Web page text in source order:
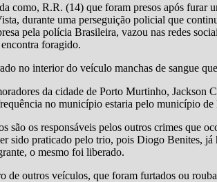
como, R.R. (14) que foram presos após furar
durante uma perseguição policial que
pela polícia Brasileira, vazou nas redes
foragido.
no interior do veículo manchas de sangue
da cidade de Porto Murtinho, Jackson
no município estaria pelo município
são os responsáveis pelos outros crimes que
sido praticado pelo trio, pois Diogo Benites, já
o mesmo foi liberado.
outros veículos, que foram furtados ou